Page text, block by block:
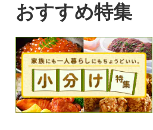
おすすめ特集